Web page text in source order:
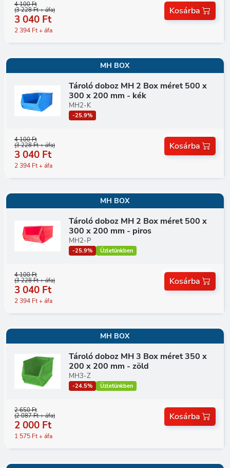
4 100 Ft
(3 228 Ft + áfa)
3 040 Ft
2 394 Ft + áfa
Kosárba
MH BOX
Tároló doboz MH 2 Box méret 500 x
300 x 200 mm - kék
MH2-K
-25.9%
4 100 Ft
(3 228 Ft + áfa)
3 040 Ft
2 394 Ft + áfa
Kosárba
MH BOX
Tároló doboz MH 2 Box méret 500 x
300 x 200 mm - piros
MH2-P
-25.9% Üzletünkben
4 100 Ft
(3 228 Ft + áfa)
3 040 Ft
2 394 Ft + áfa
Kosárba
MH BOX
Tároló doboz MH 3 Box méret 350 x
200 x 200 mm - zöld
MH3-Z
-24.5% Üzletünkben
2 650 Ft
(2 087 Ft + áfa)
2 000 Ft
1 575 Ft + áfa
Kosárba